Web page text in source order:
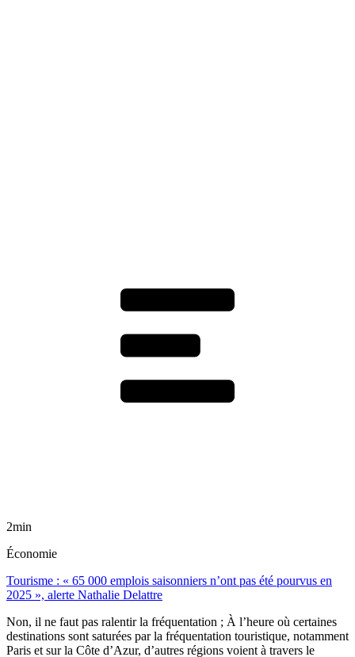
2min
Économie
Tourisme : « 65 000 emplois saisonniers n’ont pas été pourvus en
2025 », alerte Nathalie Delattre
Non, il ne faut pas ralentir la fréquentation ; À l’heure où certaines
destinations sont saturées par la fréquentation touristique, notamment
Paris et sur la Côte d’Azur, d’autres régions voient à travers le